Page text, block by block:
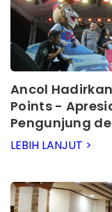
Ancol
Points -
Pengunjung
Menarik
LEBIH LANJUT >